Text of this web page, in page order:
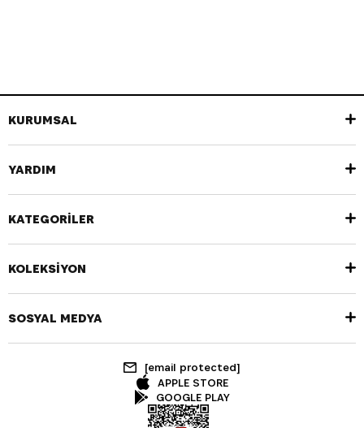
KURUMSAL
YARDIM
KATEGORİLER
KOLEKSİYON
SOSYAL MEDYA
[email protected]
APPLE STORE
GOOGLE PLAY